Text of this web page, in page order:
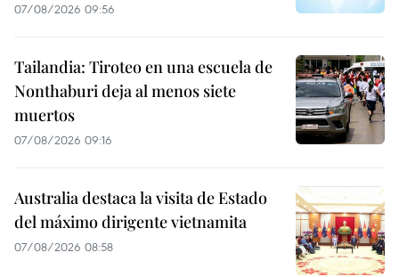
07/08/2026 09:56
Tailandia: Tiroteo en una escuela de
Nonthaburi deja al menos siete
muertos
07/08/2026 09:16
Australia destaca la visita de Estado
del máximo dirigente vietnamita
07/08/2026 08:58